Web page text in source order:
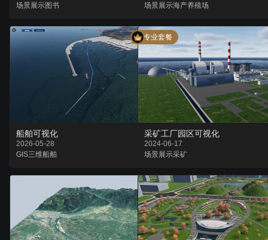
场景展示图书
场景展示海产养殖场
专业套餐
船舶可视化
2026-05-28
GIS三维船舶
采矿工厂园区可视化
2024-06-17
场景展示采矿